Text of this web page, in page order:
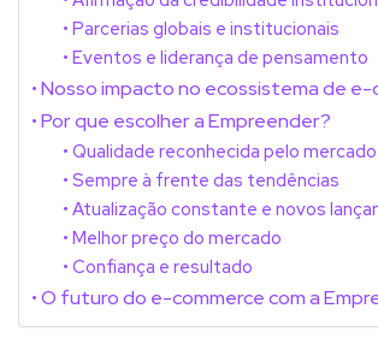
Parcerias globais e institucionais
Eventos e liderança de pensamento
Nosso impacto no ecossistema de e-
Por que escolher a Empreender?
Qualidade reconhecida pelo mercado
Sempre à frente das tendências
Atualização constante e novos
Melhor preço do mercado
Confiança e resultado
O futuro do e-commerce com a